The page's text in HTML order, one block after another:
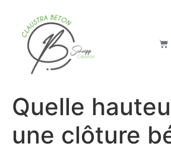
Quelle
une clôture